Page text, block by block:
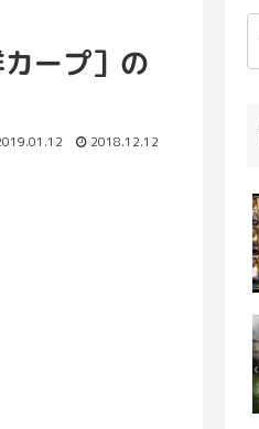
ープ］の
2018.12.12